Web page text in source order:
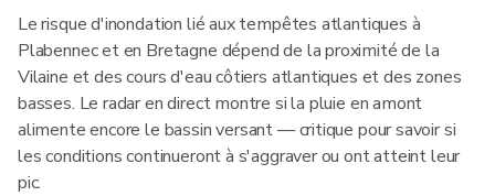
Le risque d'inondation lié aux tempêtes atlantiques à
Plabennec et en Bretagne dépend de la proximité de la
Vilaine et des cours d'eau côtiers atlantiques et des zones
basses. Le radar en direct montre si la pluie en amont
alimente encore le bassin versant — critique pour savoir si
les conditions continueront à s'aggraver ou ont atteint leur
pic.